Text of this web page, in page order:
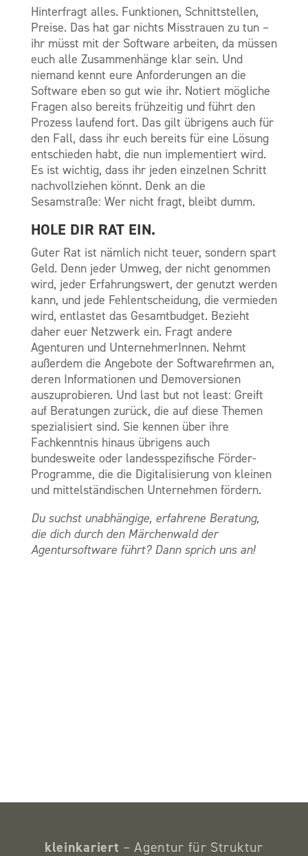
Hinterfragt alles. Funktionen, Schnittstellen,
Preise. Das hat gar nichts Misstrauen zu tun –
ihr müsst mit der Software arbeiten, da müssen
euch alle Zusammenhänge klar sein. Und
niemand kennt eure Anforderungen an die
Software eben so gut wie ihr. Notiert mögliche
Fragen also bereits frühzeitig und führt den
Prozess laufend fort. Das gilt übrigens auch für
den Fall, dass ihr euch bereits für eine Lösung
entschieden habt, die nun implementiert wird.
Es ist wichtig, dass ihr jeden einzelnen Schritt
nachvollziehen könnt. Denk an die
Sesamstraße: Wer nicht fragt, bleibt dumm.
HOLE DIR RAT EIN.
Guter Rat ist nämlich nicht teuer, sondern spart
Geld. Denn jeder Umweg, der nicht genommen
wird, jeder Erfahrungswert, der genutzt werden
kann, und jede Fehlentscheidung, die vermieden
wird, entlastet das Gesamtbudget. Bezieht
daher euer Netzwerk ein. Fragt andere
Agenturen und UnternehmerInnen. Nehmt
außerdem die Angebote der Softwarefirmen an,
deren Informationen und Demoversionen
auszuprobieren. Und last but not least: Greift
auf Beratungen zurück, die auf diese Themen
spezialisiert sind. Sie kennen über ihre
Fachkenntnis hinaus übrigens auch
bundesweite oder landesspezifische Förder-
Programme, die die Digitalisierung von kleinen
und mittelständischen Unternehmen fördern.
Du suchst unabhängige, erfahrene Beratung,
die dich durch den Märchenwald der
Agentursoftware führt? Dann sprich uns an!
kleinkariert – Agentur für Struktur